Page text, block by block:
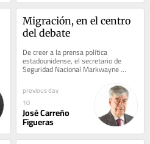
Migración, en el centro
del debate
De creer a la prensa política
estadounidense, el secretario de
Seguridad Nacional Markwayne
Mullin está en problemas políticos
porque los...
previous day
10
José Carreño
Figueras